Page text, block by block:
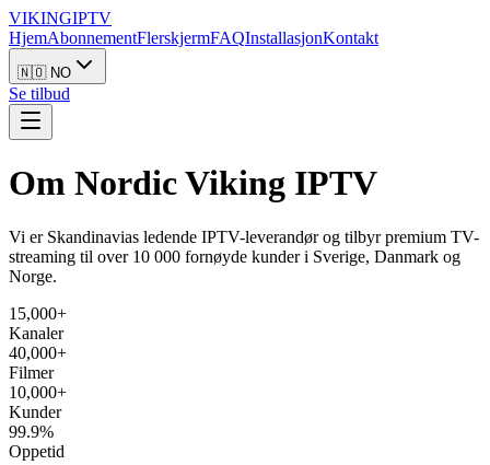
VIKINGIPTV
HjemAbonnementFlerskjermFAQInstallasjonKontakt
🇳🇴 NO
Se tilbud
Om Nordic Viking IPTV
Vi er Skandinavias ledende IPTV-leverandør og tilbyr premium TV-
streaming til over 10 000 fornøyde kunder i Sverige, Danmark og
Norge.
15,000+
Kanaler
40,000+
Filmer
10,000+
Kunder
99.9%
Oppetid